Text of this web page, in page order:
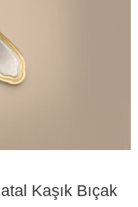
Kaşık Bıçak